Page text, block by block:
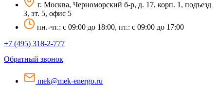
г. Москва, Черноморский б-р, д. 17, корп. 1, подъезд
3, эт. 5, офис 5
пн.-чт.: c 09:00 до 18:00, пт.: c 09:00 до 17:00
+7 (495) 318-2-777
Обратный звонок
mek@mek-energo.ru